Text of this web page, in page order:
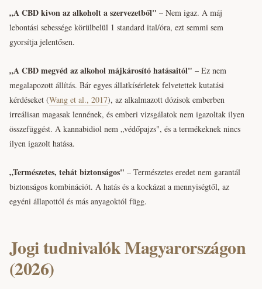
„A CBD kivon az alkoholt a szervezetből" – Nem igaz. A máj
lebontási sebessége körülbelül 1 standard ital/óra, ezt semmi sem
gyorsítja jelentősen.
„A CBD megvéd az alkohol májkárosító hatásaitól" – Ez nem
megalapozott állítás. Bár egyes állatkísérletek felvetettek kutatási
kérdéseket (Wang et al., 2017), az alkalmazott dózisok emberben
irreálisan magasak lennének, és emberi vizsgálatok nem igazoltak ilyen
összefüggést. A kannabidiol nem „védőpajzs", és a termékeknek nincs
ilyen igazolt hatása.
„Természetes, tehát biztonságos" – Természetes eredet nem garantál
biztonságos kombinációt. A hatás és a kockázat a mennyiségtől, az
egyéni állapottól és más anyagoktól függ.
Jogi tudnivalók Magyarországon
(2026)